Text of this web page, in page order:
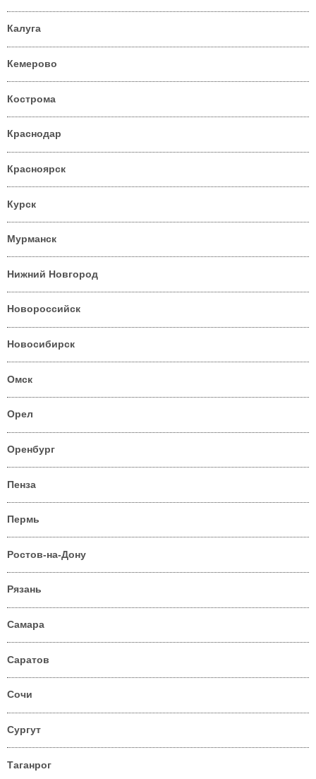
Калуга
Кемерово
Кострома
Краснодар
Красноярск
Курск
Мурманск
Нижний Новгород
Новороссийск
Новосибирск
Омск
Орел
Оренбург
Пенза
Пермь
Ростов-на-Дону
Рязань
Самара
Саратов
Сочи
Сургут
Таганрог